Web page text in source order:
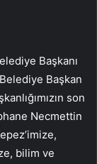
Başkanı
Başkan
son
Necmettin
bilim ve